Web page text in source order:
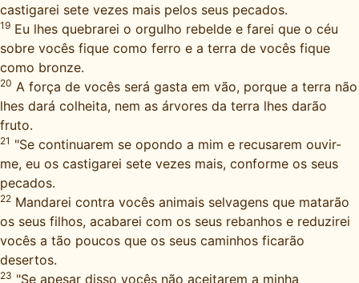
castigarei sete vezes mais pelos seus pecados.
19 Eu lhes quebrarei o orgulho rebelde e farei que o céu
sobre vocês fique como ferro e a terra de vocês fique
como bronze.
20 A força de vocês será gasta em vão, porque a terra não
lhes dará colheita, nem as árvores da terra lhes darão
fruto.
21 "Se continuarem se opondo a mim e recusarem ouvir-
me, eu os castigarei sete vezes mais, conforme os seus
pecados.
22 Mandarei contra vocês animais selvagens que matarão
os seus filhos, acabarei com os seus rebanhos e reduzirei
vocês a tão poucos que os seus caminhos ficarão
desertos.
23 "Se apesar disso vocês não aceitarem a minha